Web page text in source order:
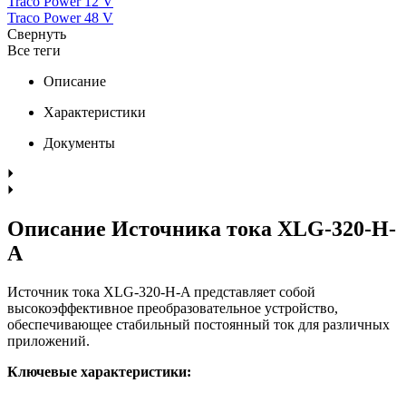
Traco Power 48 V
Свернуть
Все теги
Описание
Характеристики
Документы
Описание Источника тока XLG-320-H-
A
Источник тока XLG-320-H-A представляет собой
высокоэффективное преобразовательное устройство,
обеспечивающее стабильный постоянный ток для различных
приложений.
Ключевые характеристики: